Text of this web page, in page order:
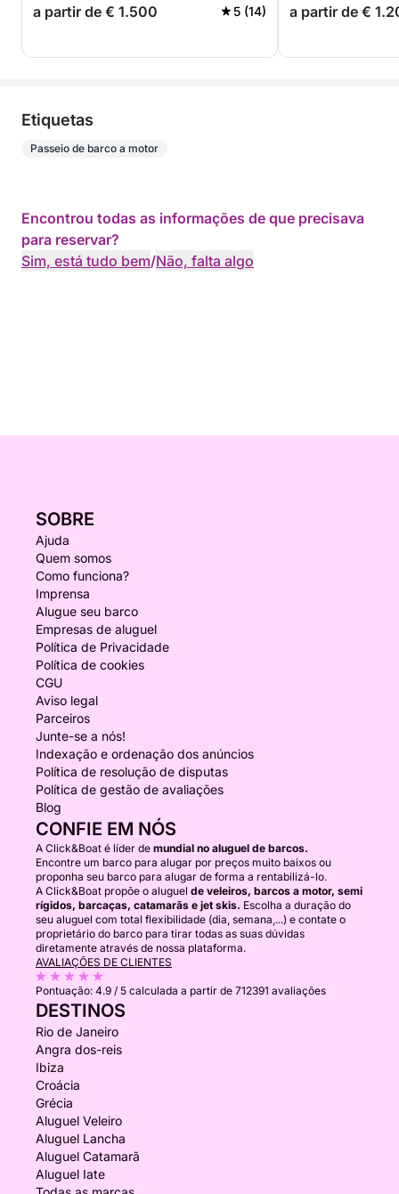
a partir de € 1.500 5 (14) a partir de €
Etiquetas
Passeio de barco a motor
Encontrou todas as informações de que precisava
para reservar?
Sim, está tudo bem/Não, falta algo
SOBRE
Ajuda
Quem somos
Como funciona?
Imprensa
Alugue seu barco
Empresas de aluguel
Política de Privacidade
Política de cookies
CGU
Aviso legal
Parceiros
Junte-se a nós!
Indexação e ordenação dos anúncios
Política de resolução de disputas
Política de gestão de avaliações
Blog
CONFIE EM NÓS
A Click&Boat é líder de mundial no aluguel de barcos.
Encontre um barco para alugar por preços muito baixos ou
proponha seu barco para alugar de forma a rentabilizá-lo.
A Click&Boat propõe o aluguel de veleiros, barcos a motor, semi
rígidos, barcaças, catamarãs e jet skis. Escolha a duração do
seu aluguel com total flexibilidade (dia, semana,...) e contate o
proprietário do barco para tirar todas as suas dúvidas
diretamente através de nossa plataforma.
AVALIAÇÕES DE CLIENTES
Pontuação: 4.9 / 5 calculada a partir de 712391 avaliações
DESTINOS
Rio de Janeiro
Angra dos-reis
Ibiza
Croácia
Grécia
Aluguel Veleiro
Aluguel Lancha
Aluguel Catamarã
Aluguel Iate